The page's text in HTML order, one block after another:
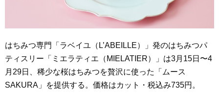
はちみつ専門「ラベイユ（L’ABEILLE）」発のはちみつパ
ティスリー「ミエラティエ（MIELATIER）」は3月15日〜4
月29日、稀少な桜はちみつを贅沢に使った「ムース
SAKURA」を提供する。価格はカット・税込み735円。